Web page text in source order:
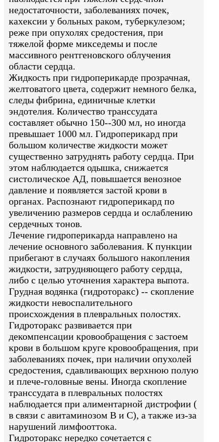
недостаточности, заболеваниях почек,
кахексии у больных раком, туберкулезом;
реже при опухолях средостения, при
тяжелой форме микседемы и после
массивного рентгеновского облучения
области сердца.
Жидкость при гидроперикарде прозрачная,
желтоватого цвета, содержит немного белка,
следы фибрина, единичные клетки
эндотелия. Количество транссудата
составляет обычно 150--300 мл, но иногда
превышает 1000 мл. Гидроперикард при
большом количестве жидкости может
существенно затруднять работу сердца. При
этом наблюдается одышка, снижается
систолическое АД, повышается венозное
давление и появляется застой крови в
органах. Распознают гидроперикард по
увеличению размеров сердца и ослаблению
сердечных тонов.
Лечение гидроперикарда направлено на
лечение основного заболевания. К пункции
прибегают в случаях большого накопления
жидкости, затрудняющего работу сердца,
либо с целью уточнения характера выпота.
Грудная водянка (гидроторакс) -- скопление
жидкости невоспалительного
происхождения в плевральных полостях.
Гидроторакс развивается при
декомпенсации кровообращения с застоем
крови в большом круге кровообращения, при
заболеваниях почек, при наличии опухолей
средостения, сдавливающих верхнюю полую
и плече-головные вены. Иногда скопление
транссудата в плевральных полостях
наблюдается при алиментарной дистрофии (
в связи с авитаминозом В и С), а также из-за
нарушений лимфооттока.
Гидроторакс нередко сочетается с